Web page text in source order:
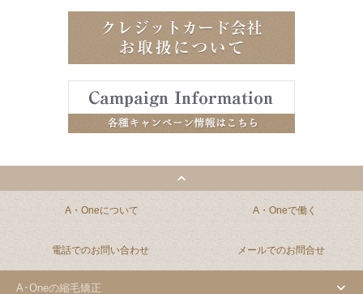
Ｊ様(2025.05.24)
鈴木香央里さんがいつも丁寧に対応して下さ
り毎回とても満足な仕上がりです。
くせが強い私も、施術後は毎回サラサラにな
りとても嬉しいです。
します♪
Ｓ様(2025.05.02)
鈴木さんに２５年以上ご担当していただいて
A・Oneについて A・Oneで働く
電話でのお問い合わせ メールでのお問合せ
A･Oneの縮毛矯正